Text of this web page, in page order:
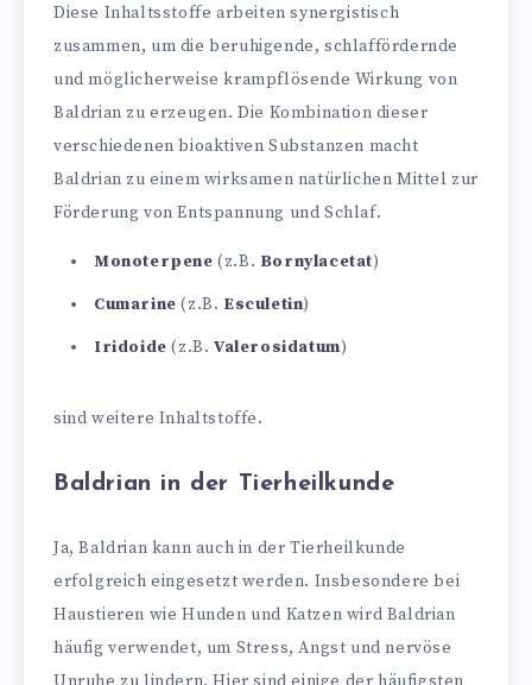
Diese Inhaltsstoffe arbeiten synergistisch
zusammen, um die beruhigende, schlaffördernde
und möglicherweise krampflösende Wirkung von
Baldrian zu erzeugen. Die Kombination dieser
verschiedenen bioaktiven Substanzen macht
Baldrian zu einem wirksamen natürlichen Mittel zur
Förderung von Entspannung und Schlaf.
Monoterpene (z.B. Bornylacetat)
Cumarine (z.B. Esculetin)
Iridoide (z.B.Valerosidatum)
sind weitere Inhaltstoffe.
Baldrian in der Tierheilkunde
Ja, Baldrian kann auch in der Tierheilkunde
erfolgreich eingesetzt werden. Insbesondere bei
Haustieren wie Hunden und Katzen wird Baldrian
häufig verwendet, um Stress, Angst und nervöse